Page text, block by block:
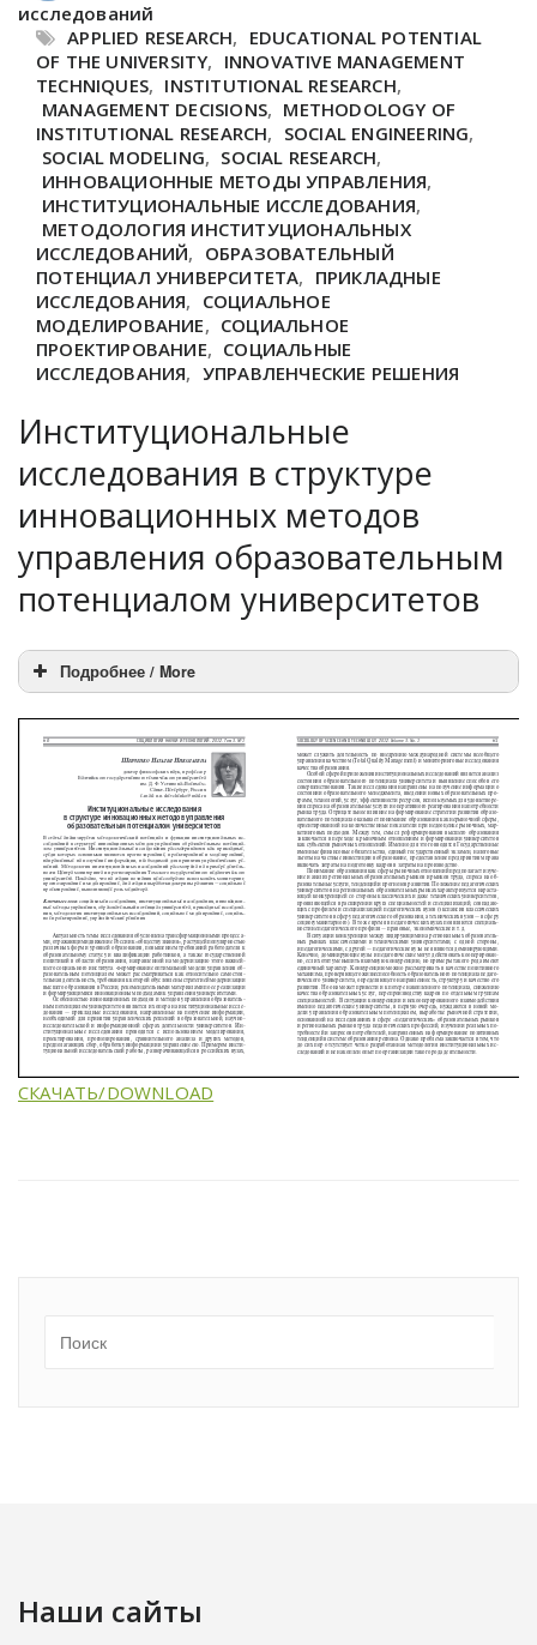
исследований
APPLIED RESEARCH, EDUCATIONAL POTENTIAL
OF THE UNIVERSITY, INNOVATIVE MANAGEMENT
TECHNIQUES, INSTITUTIONAL RESEARCH,
MANAGEMENT DECISIONS, METHODOLOGY OF
INSTITUTIONAL RESEARCH, SOCIAL ENGINEERING,
SOCIAL MODELING, SOCIAL RESEARCH,
ИННОВАЦИОННЫЕ МЕТОДЫ УПРАВЛЕНИЯ,
ИНСТИТУЦИОНАЛЬНЫЕ ИССЛЕДОВАНИЯ,
МЕТОДОЛОГИЯ ИНСТИТУЦИОНАЛЬНЫХ
ИССЛЕДОВАНИЙ, ОБРАЗОВАТЕЛЬНЫЙ
ПОТЕНЦИАЛ УНИВЕРСИТЕТА, ПРИКЛАДНЫЕ
ИССЛЕДОВАНИЯ, СОЦИАЛЬНОЕ
МОДЕЛИРОВАНИЕ, СОЦИАЛЬНОЕ
ПРОЕКТИРОВАНИЕ, СОЦИАЛЬНЫЕ
ИССЛЕДОВАНИЯ, УПРАВЛЕНЧЕСКИЕ РЕШЕНИЯ
Институциональные
исследования в структуре
инновационных методов
управления образовательным
потенциалом университетов
Подробнее / More
СКАЧАТЬ/DOWNLOAD
Наши сайты